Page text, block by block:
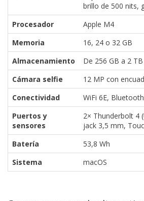
brillo de 500 nits,
Procesador
Apple M4
Memoria
16, 24 o 32 GB
Almacenamiento
De 256 GB a 2 TB
Cámara selfie
12 MP con
Conectividad
WiFi 6E,
Puertos y
sensores
2× Thunderbolt 4
jack 3,5 mm,
Batería
53,8 Wh
Sistema
macOS